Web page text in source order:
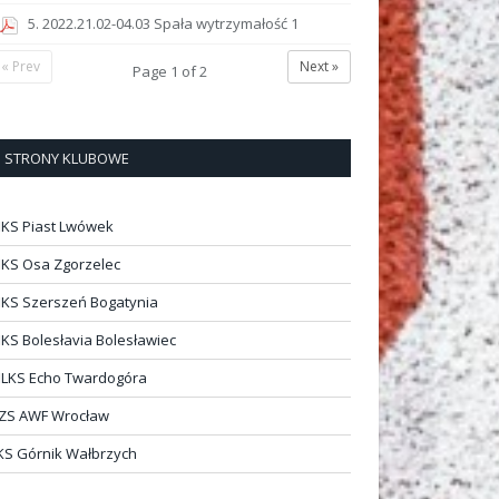
5. 2022.21.02-04.03 Spała wytrzymałość 1
Next »
Page 1 of2
« Prev
STRONY KLUBOWE
Piast Lwówek
Osa Zgorzelec
Szerszeń Bogatynia
Bolesłavia Bolesławiec
Echo Twardogóra
AWF Wrocław
Górnik Wałbrzych